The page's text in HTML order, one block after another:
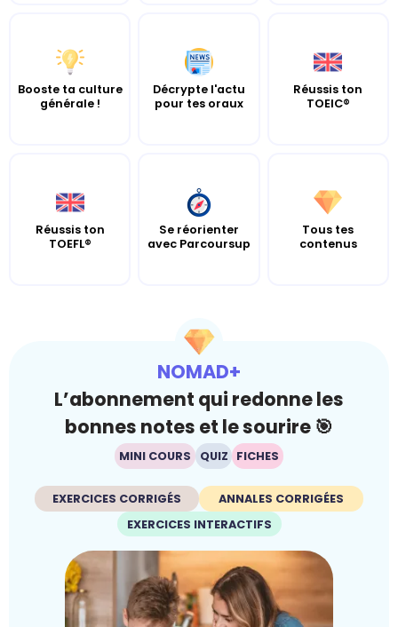
Booste ta culture
générale !
Décrypte l'actu
pour tes oraux
Réussis ton
TOEIC®
Réussis ton
TOEFL®
Se réorienter
avec Parcoursup
Tous tes
contenus
NOMAD+
L’abonnement qui redonne les
bonnes notes et le sourire 🎯
MINI COURS QUIZ FICHES
EXERCICES CORRIGÉS
ANNALES CORRIGÉES
EXERCICES INTERACTIFS